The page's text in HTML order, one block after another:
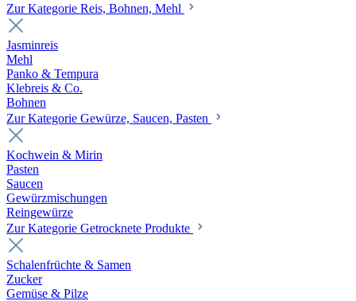
Zur Kategorie Reis, Bohnen, Mehl
Jasminreis
Mehl
Panko & Tempura
Klebreis & Co.
Bohnen
Zur Kategorie Gewürze, Saucen, Pasten
Kochwein & Mirin
Pasten
Saucen
Gewürzmischungen
Reingewürze
Zur Kategorie Getrocknete Produkte
Schalenfrüchte & Samen
Zucker
Gemüse & Pilze